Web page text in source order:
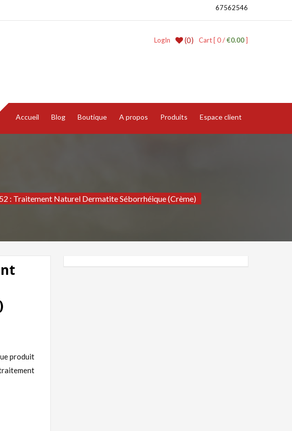
67562546
Cart [ 0 /€0.00]
(0)
LogIn
Accueil Blog Boutique A propos Produits Espace client
: Traitement Naturel Dermatite Séborrhéique (Crème)
produit